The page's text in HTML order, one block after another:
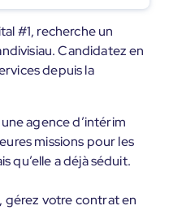
#1, recherche un
Candidatez en
depuis la
agence d’intérim
missions pour les
qu’elle a déjà séduit.
gérez votre contrat en